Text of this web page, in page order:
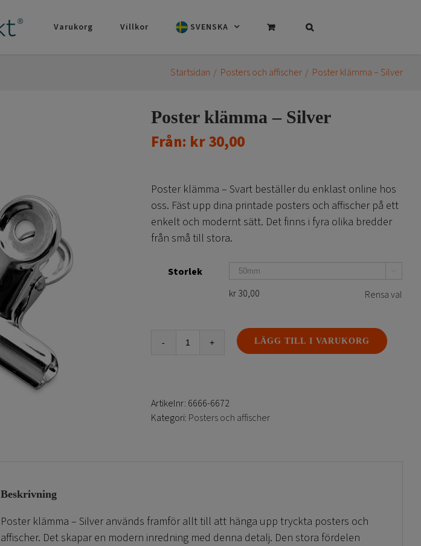
Varukorg Villkor SVENSKA
Startsidan Posters och affischer Poster klämma – Silver
Poster klämma – Silver
Från: kr30,00
Poster klämma – Svart beställer du enklast online hos
oss. Fäst upp dina printade posters och affischer på ett
enkelt och modernt sätt. Det finns i fyra olika bredder
från små till stora.
Storlek
kr30,00 Rensa val
Poster
mängd
LÄGG TILL I VARUKORG
Artikelnr: 6666-6672
Kategori: Posters och affischer
Beskrivning
Poster klämma – Silver används framför allt till att hänga upp tryckta posters och
affischer. Det skapar en modern inredning med denna detalj. Den stora fördelen